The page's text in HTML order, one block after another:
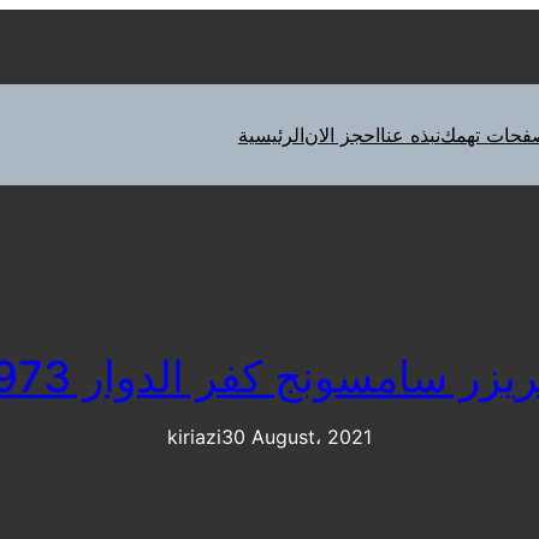
الرئيسيةاحجز الاننبذه عناتهمك
كفر الدوار 01092279973
kiriazi30 August، 2021